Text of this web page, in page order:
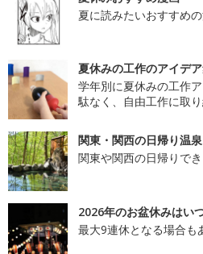
夏に読みたいおすすめ
夏休みの工作のアイデ
学年別に夏休みの工作
駄なく、自由工作に取り
関東・関西の日帰り温泉
関東や関西の日帰りで
2026年のお盆休みはい
最大9連休となる場合も